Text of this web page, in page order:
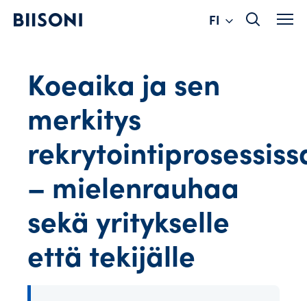
sisältöön
Change
FI
Koeaika ja sen
merkitys
– mielenrauhaa
sekä yritykselle
että tekijälle